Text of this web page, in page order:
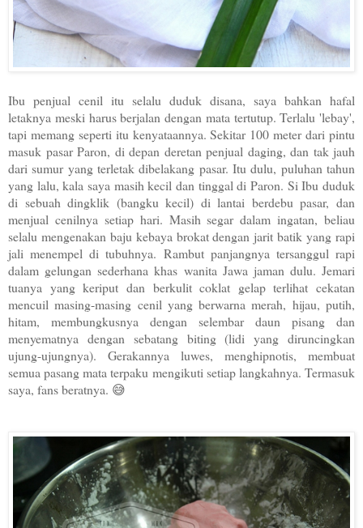
Ibu penjual cenil itu selalu duduk disana, saya bahkan hafal
letaknya meski harus berjalan dengan mata tertutup. Terlalu 'lebay',
tapi memang seperti itu kenyataannya. Sekitar 100 meter dari pintu
masuk pasar Paron, di depan deretan penjual daging, dan tak jauh
dari sumur yang terletak dibelakang pasar. Itu dulu, puluhan tahun
yang lalu, kala saya masih kecil dan tinggal di Paron. Si Ibu duduk
di sebuah dingklik (bangku kecil) di lantai berdebu pasar, dan
menjual cenilnya setiap hari. Masih segar dalam ingatan, beliau
selalu mengenakan baju kebaya brokat dengan jarit batik yang rapi
jali menempel di tubuhnya. Rambut panjangnya tersanggul rapi
dalam gelungan sederhana khas wanita Jawa jaman dulu. Jemari
tuanya yang keriput dan berkulit coklat gelap terlihat cekatan
mencuil masing-masing cenil yang berwarna merah, hijau, putih,
hitam, membungkusnya dengan selembar daun pisang dan
menyematnya dengan sebatang biting (lidi yang diruncingkan
ujung-ujungnya). Gerakannya luwes, menghipnotis, membuat
semua pasang mata terpaku mengikuti setiap langkahnya. Termasuk
saya, fans beratnya. 😅